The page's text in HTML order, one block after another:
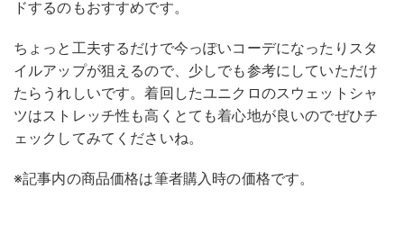
ドするのもおすすめです。
ちょっと工夫するだけで今っぽいコーデになったりスタ
イルアップが狙えるので、少しでも参考にしていただけ
たらうれしいです。着回したユニクロのスウェットシャ
ツはストレッチ性も高くとても着心地が良いのでぜひチ
ェックしてみてくださいね。
※記事内の商品価格は筆者購入時の価格です。